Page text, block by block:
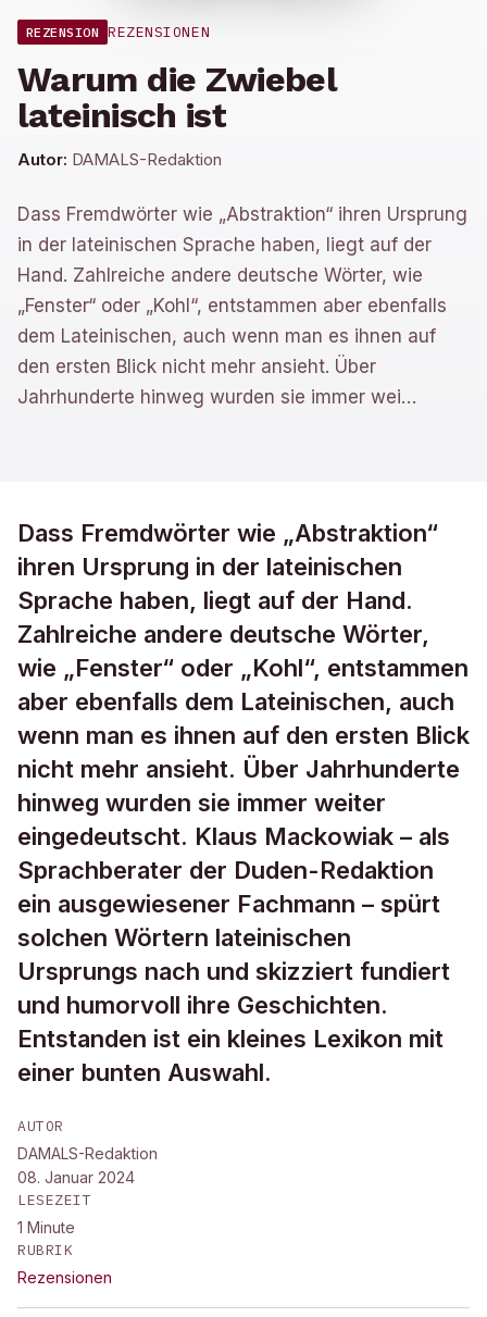
REZENSION REZENSIONEN
Warum die Zwiebel
lateinisch ist
Autor: DAMALS-Redaktion
Dass Fremdwörter wie „Abstraktion“ ihren Ursprung
in der lateinischen Sprache haben, liegt auf der
Hand. Zahlreiche andere deutsche Wörter, wie
„Fenster“ oder „Kohl“, entstammen aber ebenfalls
dem Lateinischen, auch wenn man es ihnen auf
den ersten Blick nicht mehr ansieht. Über
Jahrhunderte hinweg wurden sie immer wei…
Dass Fremdwörter wie „Abstraktion“
ihren Ursprung in der lateinischen
Sprache haben, liegt auf der Hand.
Zahlreiche andere deutsche Wörter,
wie „Fenster“ oder „Kohl“, entstammen
aber ebenfalls dem Lateinischen, auch
wenn man es ihnen auf den ersten Blick
nicht mehr ansieht. Über Jahrhunderte
hinweg wurden sie immer weiter
eingedeutscht. Klaus Mackowiak – als
Sprachberater der Duden-Redaktion
ein ausgewiesener Fachmann – spürt
solchen Wörtern lateinischen
Ursprungs nach und skizziert fundiert
und humorvoll ihre Geschichten.
Entstanden ist ein kleines Lexikon mit
einer bunten Auswahl.
AUTOR
DAMALS-Redaktion
08. Januar 2024
LESEZEIT
1 Minute
RUBRIK
Rezensionen